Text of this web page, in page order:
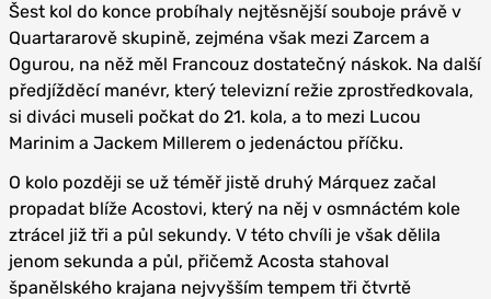
Šest kol do konce probíhaly nejtěsnější souboje právě v
Quartararově skupině, zejména však mezi Zarcem a
Ogurou, na něž měl Francouz dostatečný náskok. Na další
předjížděcí manévr, který televizní režie zprostředkovala,
si diváci museli počkat do 21. kola, a to mezi Lucou
Marinim a Jackem Millerem o jedenáctou příčku.
O kolo později se už téměř jistě druhý Márquez začal
propadat blíže Acostovi, který na něj v osmnáctém kole
ztrácel již tři a půl sekundy. V této chvíli je však dělila
jenom sekunda a půl, přičemž Acosta stahoval
španělského krajana nejvyšším tempem tři čtvrtě